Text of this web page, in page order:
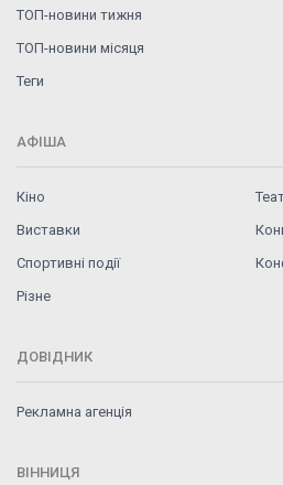
ТОП-новини тижня
ТОП-новини місяця
Теги
АФІША
Кіно
Виставки
Спортивні події
Різне
ДОВІДНИК
Рекламна агенція
ВІННИЦЯ